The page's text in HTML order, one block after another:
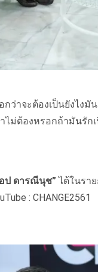
ว่าจะต้องเป็นยังไงมั
ไม่ต้องหรอกถ้ามันรั
ป ดารณีนุช” ได้ในรา
: CHANGE2561